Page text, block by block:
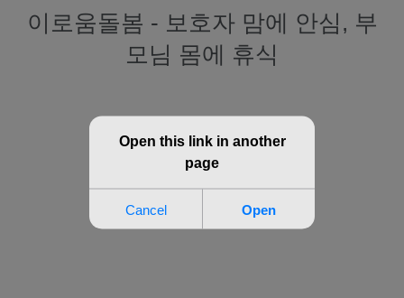
이로움돌봄 - 보호자 맘에 안심, 부
모님 몸에 휴식